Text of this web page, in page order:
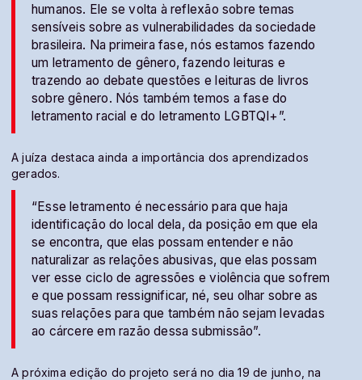
humanos. Ele se volta à reflexão sobre temas
sensíveis sobre as vulnerabilidades da sociedade
brasileira. Na primeira fase, nós estamos fazendo
um letramento de gênero, fazendo leituras e
trazendo ao debate questões e leituras de livros
sobre gênero. Nós também temos a fase do
letramento racial e do letramento LGBTQI+”.
A juíza destaca ainda a importância dos aprendizados
gerados.
“Esse letramento é necessário para que haja
identificação do local dela, da posição em que ela
se encontra, que elas possam entender e não
naturalizar as relações abusivas, que elas possam
ver esse ciclo de agressões e violência que sofrem
e que possam ressignificar, né, seu olhar sobre as
suas relações para que também não sejam levadas
ao cárcere em razão dessa submissão”.
A próxima edição do projeto será no dia 19 de junho, na